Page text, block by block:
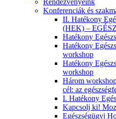
Rendezvényeink
Konferenciák és
II. Hatékony
(HEK) –
Hatékony
Hatékony
workshop
Hatékony
workshop
Három
cél: az
I. Hatékony
Kapcsolj ki!
Egészségügyi